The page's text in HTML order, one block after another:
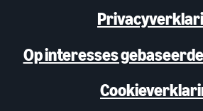
Op interesses